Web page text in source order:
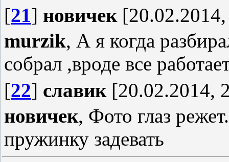
[21] новичек
murzik, А я когда
собрал ,вроде все
[22] славик[20.02.2014,
новичек, Фото глаз
пружинку задевать